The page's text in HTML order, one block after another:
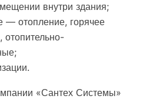
внутри здания;
— отопление, горячее
отопительно-
«Сантех Системы»